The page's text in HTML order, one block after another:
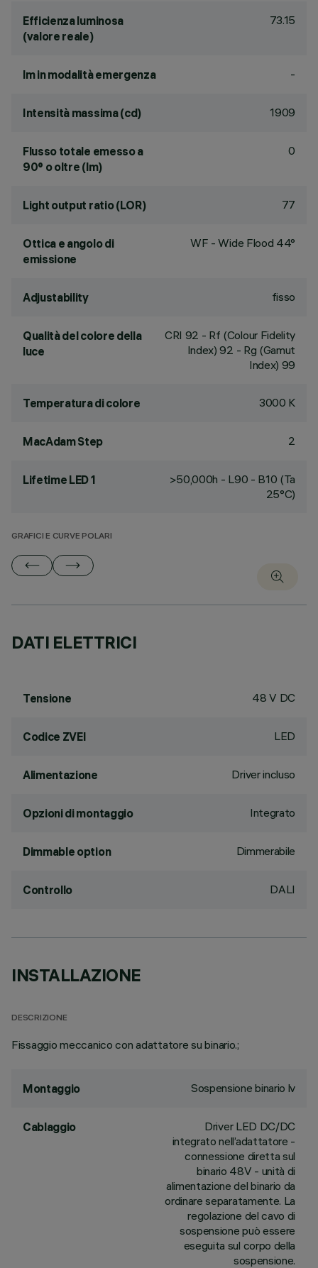
Efficienza luminosa
(valore reale)
73.15
lm in modalità emergenza -
Intensità massima (cd) 1909
Flusso totale emesso a
90° o oltre (lm)
0
Light output ratio (LOR) 77
Ottica e angolo di
emissione
WF - Wide Flood 44°
Adjustability fisso
Qualità del colore della
luce
CRI 92 - Rf (Colour Fidelity
Index) 92 - Rg (Gamut
Index) 99
Temperatura di colore 3000 K
MacAdam Step 2
Lifetime LED 1
>50,000h - L90 - B10 (Ta
25°C)
GRAFICI E CURVE POLARI
DATI ELETTRICI
Tensione 48 V DC
Codice ZVEI LED
Alimentazione Driver incluso
Opzioni di montaggio Integrato
Dimmable option Dimmerabile
Controllo DALI
INSTALLAZIONE
DESCRIZIONE
Fissaggio meccanico con adattatore su binario.;
Montaggio Sospensione binario lv
Cablaggio
Driver LED DC/DC
integrato nell’adattatore -
connessione diretta sul
binario 48V - unità di
alimentazione del binario da
ordinare separatamente. La
regolazione del cavo di
sospensione può essere
eseguita sul corpo della
sospensione.